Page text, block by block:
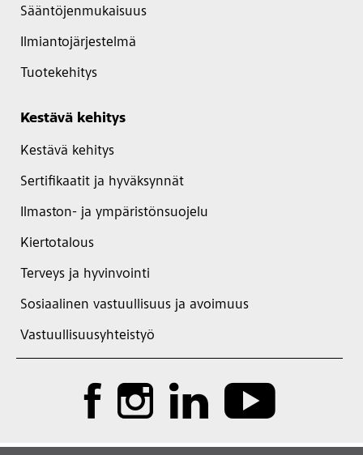
Sääntöjenmukaisuus
Ilmiantojärjestelmä
Tuotekehitys
Kestävä kehitys
Kestävä kehitys
Sertifikaatit ja hyväksynnät
Ilmaston- ja ympäristönsuojelu
Kiertotalous
Terveys ja hyvinvointi
Sosiaalinen vastuullisuus ja avoimuus
Vastuullisuusyhteistyö